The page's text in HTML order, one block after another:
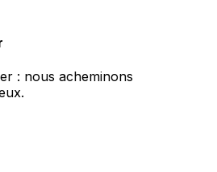
: nous acheminons